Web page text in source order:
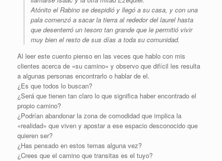
Atónito el Rabino se despidió y llegó a su casa, y con una
pala comenzó a sacar la tierra al rededor del laurel hasta
que desenterró un tesoro tan grande que le permitió vivir
muy bien el resto de sus días a toda su comunidad.
Al leer este cuento pienso en las veces que hablo con mis
clientes acerca de «su camino» y observo que difícil les resulta
a algunas personas encontrarlo o hablar de el.
¿Es que todos lo buscan?
¿Será que tienen tan claro lo que significa haber encontrado el
propio camino?
¿Podrían abandonar la zona de comodidad que implica la
«realidad» que viven y apostar a ese espacio desconocido que
quieren ser?
¿Has pensado en estos temas alguna vez?
¿Crees que el camino que transitas es el tuyo?